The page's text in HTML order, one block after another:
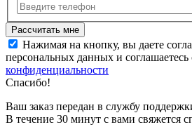
Нажимая на кнопку, вы даете
персональных данных и соглашаетесь
конфиденциальности
Спасибо!
Ваш заказ передан в службу
В течение 30 минут с вами свяжется